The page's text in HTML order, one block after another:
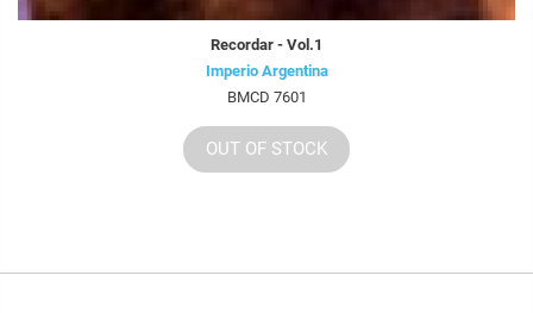
Recordar - Vol.1
Imperio Argentina
BMCD 7601
OUT OF STOCK